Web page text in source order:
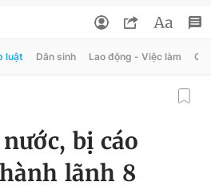
luật Dân sinh Lao động - Việc làm
bị cáo
lãnh 8